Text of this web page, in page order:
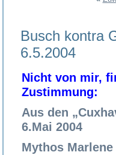
Busch kontra
6.5.2004
Nicht von mir,
Zustimmung:
Aus den
6.Mai 2004
Mythos Marlene